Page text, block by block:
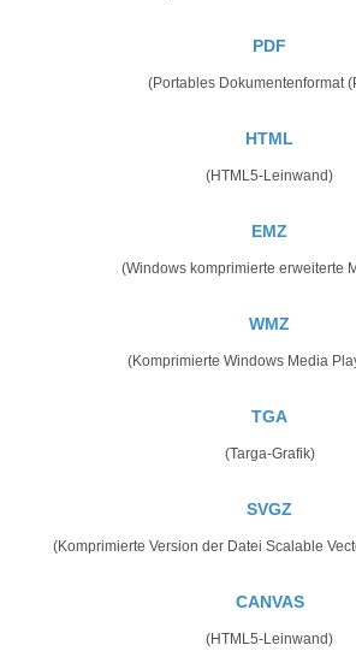
PDF
(Portables Dokumentenformat
HTML
(HTML5-Leinwand)
EMZ
(Windows komprimierte erweiterte
WMZ
(Komprimierte Windows Media
TGA
(Targa-Grafik)
SVGZ
(Komprimierte Version der Datei Scalable
CANVAS
(HTML5-Leinwand)